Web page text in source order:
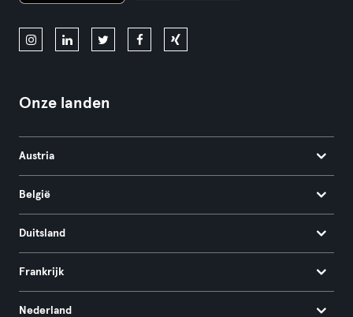
Onze landen
Austria
België
Duitsland
Frankrijk
Nederland